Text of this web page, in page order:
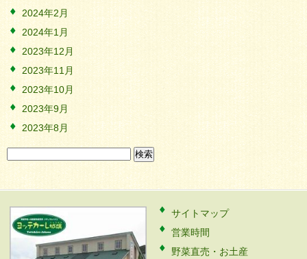
2024年2月
2024年1月
2023年12月
2023年11月
2023年10月
2023年9月
2023年8月
索:
サイトマップ
営業時間
野菜直売・お土産